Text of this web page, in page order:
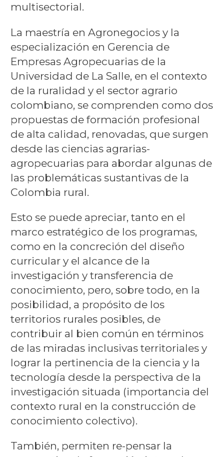
multisectorial.
La maestría en Agronegociosy la
especialización en Gerencia de
Empresas Agropecuarias de la
Universidad de La Salle, en el contexto
de la ruralidad y el sector agrario
colombiano, se comprenden como dos
propuestas de formación profesional
de alta calidad, renovadas, que surgen
desde las ciencias agrarias-
agropecuarias para abordar algunas de
las problemáticas sustantivas de la
Colombia rural.
Esto se puede apreciar, tanto en el
marco estratégico de los programas,
como en la concreción del diseño
curricular y el alcance de la
investigación y transferencia de
conocimiento, pero, sobre todo, en la
posibilidad, a propósito de los
territorios rurales posibles, de
contribuir al bien común en términos
de las miradas inclusivas territoriales y
lograr la pertinencia de la ciencia y la
tecnología desde la perspectiva de la
investigación situada (importancia del
contexto rural en la construcción de
conocimiento colectivo).
También, permiten re-pensar la